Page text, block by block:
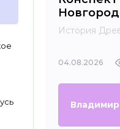
История
04.08.2026